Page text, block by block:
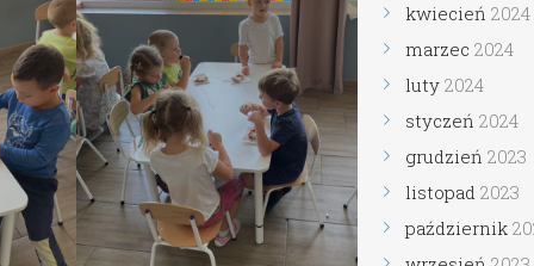
kwiecień
2024
marzec
2024
luty2024
styczeń 2024
grudzień
2023
listopad 2023
październik 2023